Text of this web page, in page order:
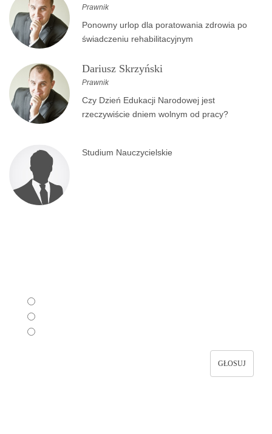
Prawnik
Ponowny urlop dla poratowania zdrowia po
świadczeniu rehabilitacyjnym
Dariusz Skrzyński
Prawnik
Czy Dzień Edukacji Narodowej jest
rzeczywiście dniem wolnym od pracy?
Studium Nauczycielskie
GŁOSUJ